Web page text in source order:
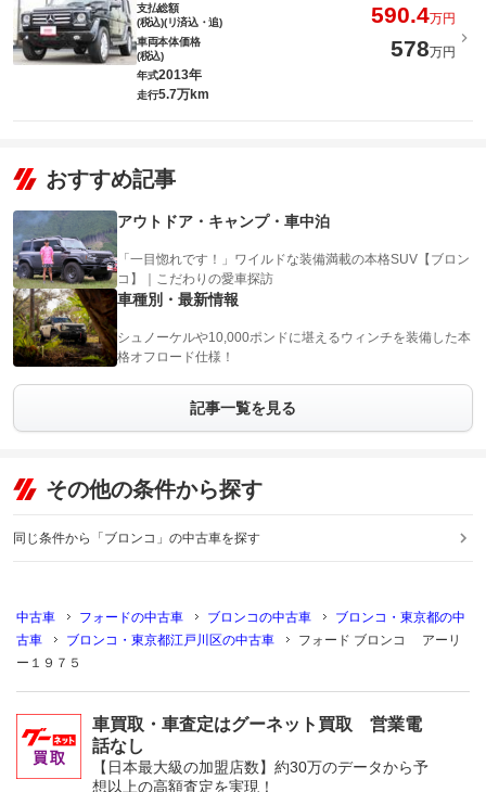
支払総額
(税込)(リ済込・追)
590.4万円
車両本体価格
(税込)
578万円
年式2013年
走行5.7万km
おすすめ記事
アウトドア・キャンプ・車中泊
「一目惚れです！」ワイルドな装備満載の本格SUV【ブロン
コ】｜こだわりの愛車探訪
車種別・最新情報
シュノーケルや10,000ポンドに堪えるウィンチを装備した本
格オフロード仕様！
記事一覧を見る
その他の条件から探す
同じ条件から「ブロンコ」の中古車を探す
中古車 フォードの中古車 ブロンコの中古車
ブロンコ・東京都の中
古車
ブロンコ・東京都江戸川区の中古車
フォード ブロンコ アーリ
ー１９７５
車買取・車査定はグーネット買取 営業電
話なし
【日本最大級の加盟店数】約30万のデータから予
想以上の高額査定を実現！